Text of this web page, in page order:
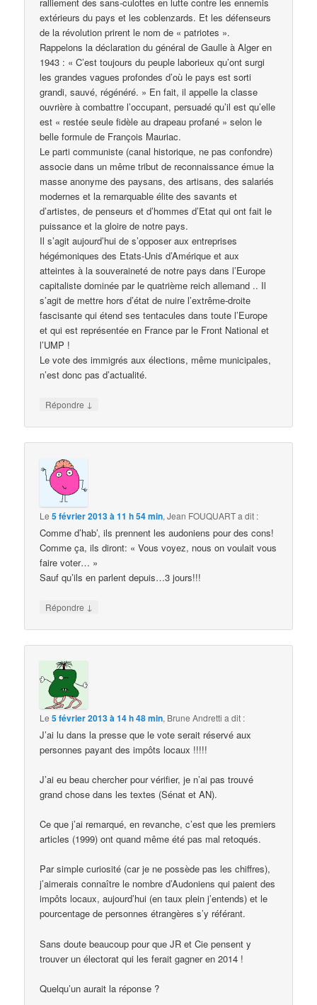
extérieurs du pays et les coblenzards. Et les défenseurs
de la révolution prirent le nom de « patriotes ».
Rappelons la déclaration du général de Gaulle à Alger en
1943 : « C’est toujours du peuple laborieux qu’ont surgi
les grandes vagues profondes d’où le pays est sorti
grandi, sauvé, régénéré. » En fait, il appelle la classe
ouvrière à combattre l’occupant, persuadé qu’il est qu’elle
est « restée seule fidèle au drapeau profané » selon le
belle formule de François Mauriac.
Le parti communiste (canal historique, ne pas confondre)
associe dans un même tribut de reconnaissance émue la
masse anonyme des paysans, des artisans, des salariés
modernes et la remarquable élite des savants et
d’artistes, de penseurs et d’hommes d’Etat qui ont fait le
puissance et la gloire de notre pays.
Il s’agit aujourd’hui de s’opposer aux entreprises
hégémoniques des Etats-Unis d’Amérique et aux
atteintes à la souveraineté de notre pays dans l’Europe
capitaliste dominée par le quatrième reich allemand .. Il
s’agit de mettre hors d’état de nuire l’extrême-droite
fascisante qui étend ses tentacules dans toute l’Europe
et qui est représentée en France par le Front National et
l’UMP !
Le vote des immigrés aux élections, même municipales,
n’est donc pas d’actualité.
Répondre ↓
Le5 février 2013 à 11 h 54 min,Jean FOUQUARTa dit :
Comme d’hab’, ils prennent les audoniens pour des cons!
Comme ça, ils diront: « Vous voyez, nous on voulait vous
faire voter… »
Sauf qu’ils en parlent depuis…3 jours!!!
Répondre ↓
Le5 février 2013 à 14 h 48 min, Brune Andretti a dit :
J’ai lu dans la presse que le vote serait réservé aux
personnes payant des impôts locaux !!!!!
J’ai eu beau chercher pour vérifier, je n’ai pas trouvé
grand chose dans les textes (Sénat et AN).
Ce que j’ai remarqué, en revanche, c’est que les premiers
articles (1999) ont quand même été pas mal retoqués.
Par simple curiosité (car je ne possède pas les chiffres),
j’aimerais connaître le nombre d’Audoniens qui paient des
impôts locaux, aujourd’hui (en taux plein j’entends) et le
pourcentage de personnes étrangères s’y référant.
Sans doute beaucoup pour que JR et Cie pensent y
trouver un électorat qui les ferait gagner en 2014 !
Quelqu’un aurait la réponse ?